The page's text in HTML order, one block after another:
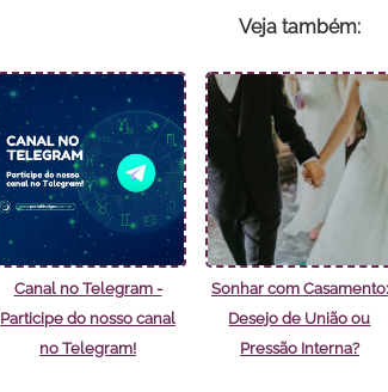
Veja também:
Canal no Telegram -
Participe do nosso canal
no Telegram!
Sonhar com Casamento:
Desejo de União ou
Pressão Interna?